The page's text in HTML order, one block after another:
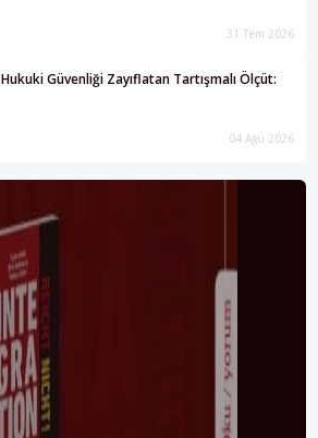
31 Tem 2026
Güvenliği Zayıflatan Tartışmalı Ölçüt:
04 Ağu 2026